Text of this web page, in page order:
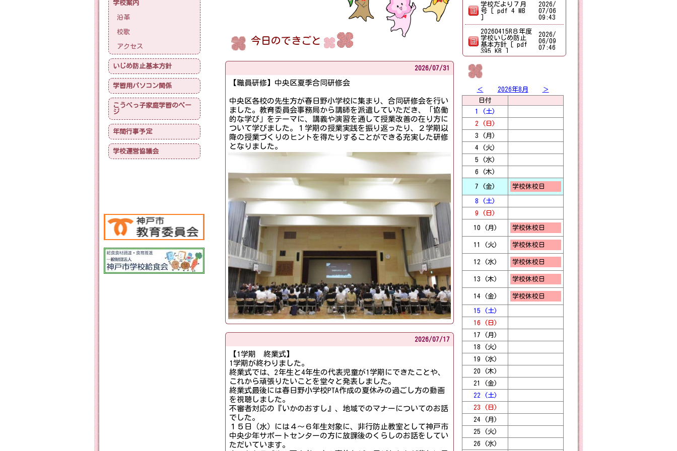
学校案内
沿革
校歌
アクセス
いじめ防止基本方針
学習用パソコン関係
こうべっ子家庭学習のペー
ジ
年間行事予定
学校運営協議会
学校だより７月
号 [ pdf 4 MB
]
2026/
07/06
09:43
20260415R８年度
学校いじめ防止
基本方針 [ pdf
395 KB ]
2026/
06/09
07:46
2026/
06:56
2026/
学校だより６月
号 [ pdf 4 MB
]
05/29
３年生 神出自然教育園へ行きました。 すずしい風の吹く曇り空の下、田植えをしました。初めて体験する子も多く、泥の中を最初は怖がっていましたが、だんだんと慣れて泥の感触を楽しんでいました。上手に等間隔に植えることができました。 田植えの後は、ネイチャービンゴです。多くの生き物に触れることができました。中には、神出自然教育園の先生方に自分から質問をする子もいて素晴らしかったです。 午後は、モンシロチョウの観察をしました。天気に恵まれ、キャベツ畑を美しく乱舞するモンシロチョウの様子を学習することができました。また、自然の中でモンシロチョウは１００個の卵のうち１個しか成虫になることが難しいと聞き、命の大切さも学びました。
05/28
18:03
【運動会】 ５月２３日穏やかな天気の中、運動会が開催されました。 なかなか練習日がとれない中、子どもたちはこの日のために練習をしてきました。 かけっこやリレー、玉入れ、大玉転がし、綱引き、応援合戦…全力を出して楽しんでいました。 紅白の得点は最後まで接戦で応援にも熱が入りました。
05/26
R8年度 第１回
学校運営協議
会 議事録 [ pd
f 195 KB ]
2026/
05/14
18:30
R8年度 第１回
学校運営協議
会 議事録 [ pd
f 195 KB ]
2026/
05/14
14:15
学校だより５月
号 [ pdf 5 MB
2026/
04/30
４年生 運動会練習始まりました！ 今週から、運動会練習が始まっています。２７日（月）は、３・４年生で大玉転がしの練習を行いました。今年は、「カスガノトピア」というプログラム名です。 １回目だったので動きの確認でしたが、４年生は昨年経験していたので、「さすが」の様子でした。次はいよいよ大玉を使います！ そして、大玉ころがしの前には「ズートピア２」の曲「君がいるだけで」に合わせてダンスします。休み時間にも、進んで練習している子も。次の練習が楽しみです。 また、紅白対抗リレーの練習も２８日（火）に行いました。入場から退場までの動きを確認しました。バトンを使ってのリレーは、４年生で初めて行います。最後までみんながんばって取り組みました。
04/28
2026/
17:39
【学習参観日】 保護者の方に３時間目の授業を見てもらいました。 子どもたちはそわそわしながらも張り切っていました！ たくさんのご参観ありがとうございました。
04/17
今日 のできごと
2026/07/31
【職員研修】中央区夏季合同研修会
中央区各校の先生方が春日野小学校に集まり、合同研修会を行い
ました。教育委員会事務局から講師を派遣していただき、「協働
的な学び」をテーマに、講義や演習を通して授業改善の在り方に
ついて学びました。１学期の授業実践を振り返ったり、２学期以
降の授業づくりのヒントを得たりすることができる充実した研修
となりました。
2026/07/17
【1学期 終業式】
1学期が終わりました。
終業式では、2年生と4年生の代表児童が1学期にできたことや、
これから頑張りたいことを堂々と発表しました。
終業式最後には春日野小学校PTA作成の夏休みの過ごし方の動画
を視聴しました。
不審者対応の『いかのおすし』、地域でのマナーについてのお話
でした。
１５日（水）には４～６年生対象に、非行防止教室として神戸市
中央少年サポートセンターの方に放課後のくらしのお話をしてい
ただいています。
＜ 2026年8月
＞
日付
1 (土)
2 (日)
3 (月)
4 (火)
5 (水)
6 (木)
7 (金) 学校休校日
8 (土)
9 (日)
10 (月) 学校休校日
11 (火) 学校休校日
12 (水) 学校休校日
13 (木) 学校休校日
14 (金) 学校休校日
15 (土)
16 (日)
17 (月)
18 (火)
19 (水)
20 (木)
21 (金)
22 (土)
23 (日)
24 (月)
25 (火)
26 (水)